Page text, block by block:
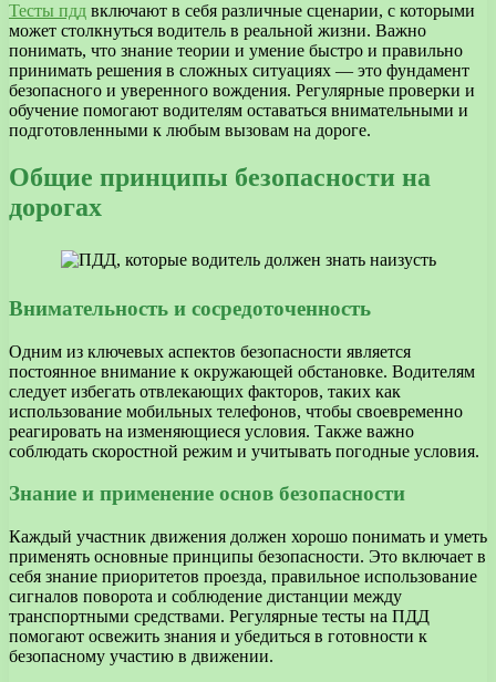
Тесты пдд включают в себя различные сценарии, с которыми
может столкнуться водитель в реальной жизни. Важно
понимать, что знание теории и умение быстро и правильно
принимать решения в сложных ситуациях — это фундамент
безопасного и уверенного вождения. Регулярные проверки и
обучение помогают водителям оставаться внимательными и
подготовленными к любым вызовам на дороге.
Общие принципы безопасности на
дорогах
Внимательность и сосредоточенность
Одним из ключевых аспектов безопасности является
постоянное внимание к окружающей обстановке. Водителям
следует избегать отвлекающих факторов, таких как
использование мобильных телефонов, чтобы своевременно
реагировать на изменяющиеся условия. Также важно
соблюдать скоростной режим и учитывать погодные условия.
Знание и применение основ безопасности
Каждый участник движения должен хорошо понимать и уметь
применять основные принципы безопасности. Это включает в
себя знание приоритетов проезда, правильное использование
сигналов поворота и соблюдение дистанции между
транспортными средствами. Регулярные тесты на ПДД
помогают освежить знания и убедиться в готовности к
безопасному участию в движении.